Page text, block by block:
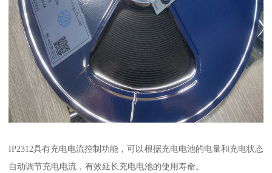
IP2312具有充电电流控制功能，可以根据充电电池的电量和充电状态
自动调节充电电流，有效延长充电电池的使用寿命。